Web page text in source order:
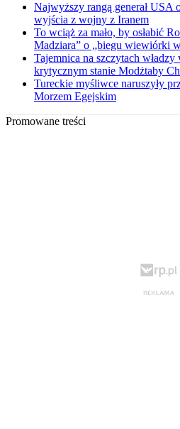
Najwyższy rangą generał USA
wyjścia z wojny z Iranem
To wciąż za mało, by osłabić
Madziara” o „biegu wiewiórki
Tajemnica na szczytach
krytycznym stanie Modżtaby
Tureckie myśliwce naruszyły
Morzem Egejskim
Promowane treści